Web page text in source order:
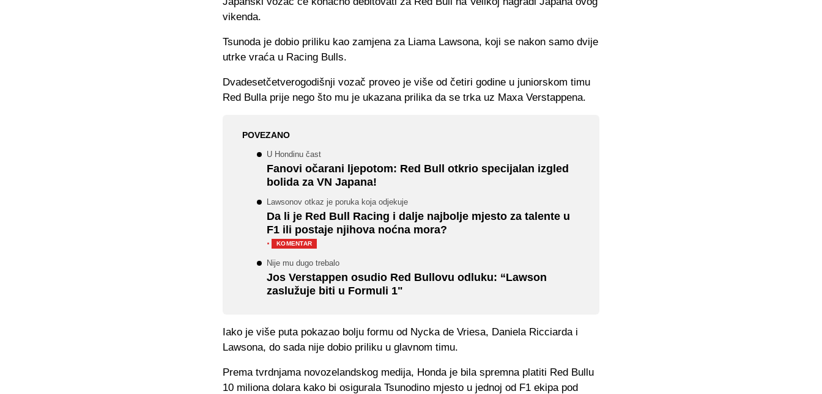
vikenda.
Tsunoda je dobio priliku kao zamjena za Liama Lawsona, koji se nakon samo dvije
utrke vraća u Racing Bulls.
Dvadesetčetverogodišnji vozač proveo je više od četiri godine u juniorskom timu
Red Bulla prije nego što mu je ukazana prilika da se trka uz Maxa Verstappena.
POVEZANO
U Hondinu čast
Fanovi očarani ljepotom: Red Bull otkrio specijalan izgled
bolida za VN Japana!
Lawsonov otkaz je poruka koja odjekuje
Da li je Red Bull Racing i dalje najbolje mjesto za talente u
F1 ili postaje njihova noćna mora?
·
KOMENTAR
Nije mu dugo trebalo
Jos Verstappen osudio Red Bullovu odluku: “Lawson
zaslužuje biti u Formuli 1"
Iako je više puta pokazao bolju formu od Nycka de Vriesa, Daniela Ricciarda i
Lawsona, do sada nije dobio priliku u glavnom timu.
Prema tvrdnjama novozelandskog medija, Honda je bila spremna platiti Red Bullu
10 miliona dolara kako bi osigurala Tsunodino mjesto u jednoj od F1 ekipa pod